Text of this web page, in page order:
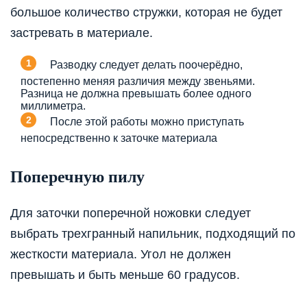
большое количество стружки, которая не будет
застревать в материале.
Разводку следует делать поочерёдно,
постепенно меняя различия между звеньями.
Разница не должна превышать более одного
миллиметра.
После этой работы можно приступать
непосредственно к заточке материала
Поперечную пилу
Для заточки поперечной ножовки следует
выбрать трехгранный напильник, подходящий по
жесткости материала. Угол не должен
превышать и быть меньше 60 градусов.